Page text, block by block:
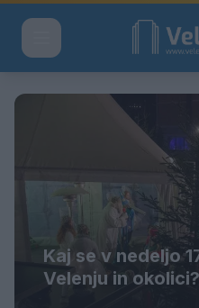
Kaj se v nedeljo
Velenju in okolici?